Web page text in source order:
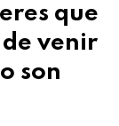
que
venir
son